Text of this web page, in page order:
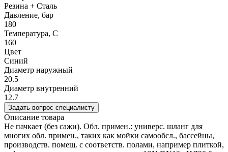
Резина + Сталь
Давление, бар
180
Температура, C
160
Цвет
Синий
Диаметр наружный
20.5
Диаметр внутренний
12.7
Задать вопрос специалисту
Описание товара
Не пачкает (без сажи). Обл. примен.: универс. шланг для
многих обл. примен., таких как мойки самообсл., бассейны,
производств. помещ. с соответств. полами, например плиткой,